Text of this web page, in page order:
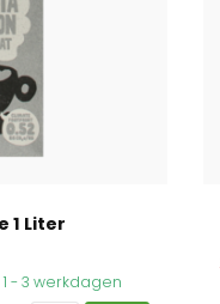
1 Liter
- 3 werkdagen